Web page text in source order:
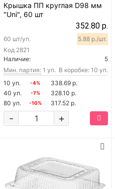
Крышка ПП круглая D98 мм
"Uni", 60 шт
352.80 р.
Код 2821
60 шт/уп. 5.88 р./шт.
Наличие:
5
Мин. партия: 1 уп. В коробке: 10 уп.
10 уп.
-4%
338.69 р.
40 уп.
-7%
328.10 р.
80 уп.
-10% 317.52 р.
+
-